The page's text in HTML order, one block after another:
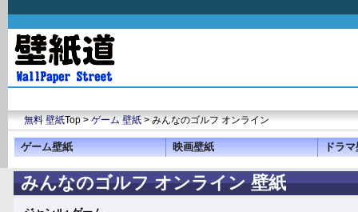
無料 壁紙Top >ゲーム 壁紙> みんなのゴルフ オンライン
ゲーム壁紙 映画壁紙 ドラ
みんなのゴルフ オンライン 壁紙